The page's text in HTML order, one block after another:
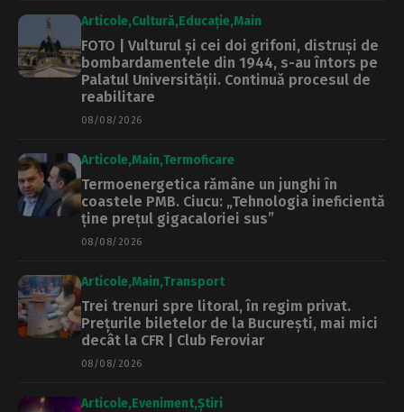
Articole Cultură Educație Main
FOTO | Vulturul și cei doi grifoni, distruși de
bombardamentele din 1944, s-au întors pe
Palatul Universității. Continuă procesul de
reabilitare
08/08/2026
Articole Main Termoficare
Termoenergetica rămâne un junghi în
coastele PMB. Ciucu: „Tehnologia ineficientă
ține prețul gigacaloriei sus”
08/08/2026
Articole Main Transport
Trei trenuri spre litoral, în regim privat.
Prețurile biletelor de la București, mai mici
decât la CFR | Club Feroviar
08/08/2026
Articole Eveniment Știri